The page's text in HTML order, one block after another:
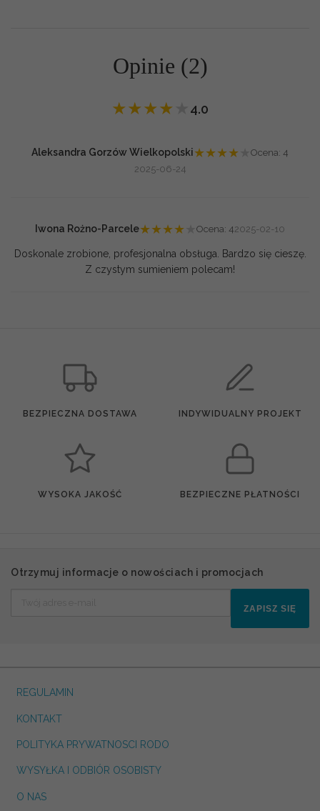
Opinie (2)
★★★★ 4.0
Aleksandra Gorzów Wielkopolski★★★★
Ocena: 4
2025-06-24
Iwona Rożno-Parcele★★★★ Ocena: 42025-02-10
Doskonale zrobione, profesjonalna obsługa. Bardzo się cieszę.
Z czystym sumieniem polecam!
BEZPIECZNA DOSTAWA INDYWIDUALNY PROJEKT
WYSOKA JAKOŚĆ BEZPIECZNE PŁATNOŚCI
Otrzymuj informacje o nowościach i promocjach
ZAPISZ SIĘ
REGULAMIN
KONTAKT
POLITYKA PRYWATNOSCI RODO
WYSYŁKA I ODBIÓR OSOBISTY
O NAS